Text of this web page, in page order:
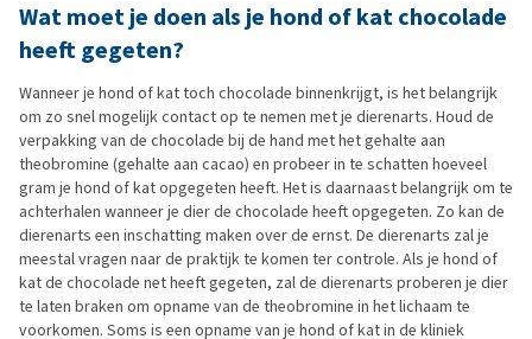
Wat moet je doen als je hond of kat chocolade
heeft gegeten?
Wanneer je hond of kat toch chocolade binnenkrijgt, is het belangrijk
om zo snel mogelijk contact op te nemen met je dierenarts. Houd de
verpakking van de chocolade bij de hand met het gehalte aan
theobromine (gehalte aan cacao) en probeer in te schatten hoeveel
gram je hond of kat opgegeten heeft. Het is daarnaast belangrijk om te
achterhalen wanneer je dier de chocolade heeft opgegeten. Zo kan de
dierenarts een inschatting maken over de ernst. De dierenarts zal je
meestal vragen naar de praktijk te komen ter controle. Als je hond of
kat de chocolade net heeft gegeten, zal de dierenarts proberen je dier
te laten braken om opname van de theobromine in het lichaam te
voorkomen. Soms is een opname van je hond of kat in de kliniek